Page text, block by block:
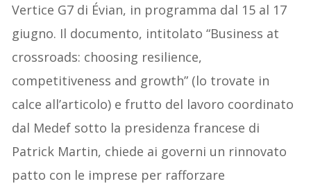
Vertice G7 di Évian, in programma dal 15 al 17
giugno. Il documento, intitolato “Business at
crossroads: choosing resilience,
competitiveness and growth” (lo trovate in
calce all’articolo) e frutto del lavoro coordinato
dal Medef sotto la presidenza francese di
Patrick Martin, chiede ai governi un rinnovato
patto con le imprese per rafforzare